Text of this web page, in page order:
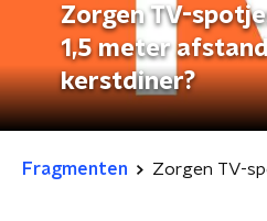
Zorgen TV-
1,5 meter
kerstdiner?
Fragmenten